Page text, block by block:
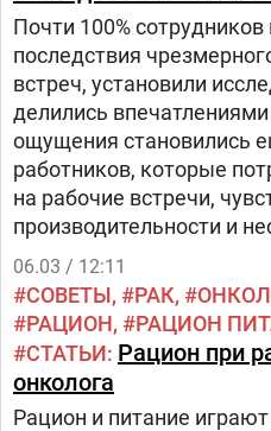
Почти 100%
последствия
встреч, установили
делились
ощущения становились
работников, которые
на рабочие встречи,
производительности и
06.03 / 12:11
СОВЕТЫ РАК
РАЦИОН
РАЦИОН
СТАТЬИ Рацион при
онколога
Рацион и питание